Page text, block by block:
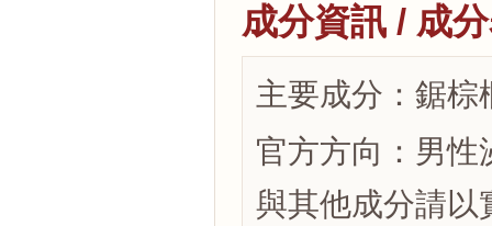
成分資訊 / 成
主要成分：鋸棕
官方方向：男性
與其他成分請以